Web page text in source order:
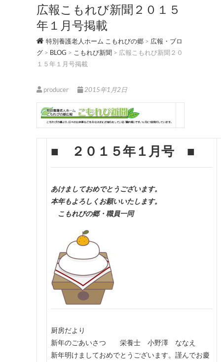
広報こもれび新聞２０１５
年１月号掲載
特別養護老人ホーム こもれびの郷 > 広報・ブロ
グ > BLOG > こもれび新聞 > 広報こもれび新聞２０
１５年１月号掲載
producer 2015年1月2日
■ ２０１５年１月号 ■
あけましておめでとうございます。
本年もよろしくお願いいたします。
こもれびの郷・職員一同
厨房だより
新年のごあいさつ 栄養士 小野澤 ななえ
新年明けましておめでとうございます。謹んでお慶